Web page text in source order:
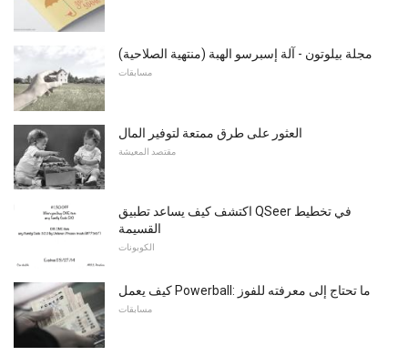
مجلة بيلوتون - آلة إسبرسو الهبة (منتهية الصلاحية)
مسابقات
العثور على طرق ممتعة لتوفير المال
مقتصد المعيشة
اكتشف كيف يساعد تطبيق QSeer في تخطيط
القسيمة
الكوبونات
كيف يعمل Powerball: ما تحتاج إلى معرفته للفوز
مسابقات